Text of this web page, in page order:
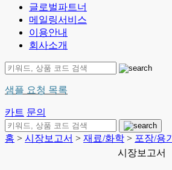
글로벌파트너
메일링서비스
이용안내
회사소개
샘플 요청 목록
카트 문의
홈 > 시장보고서 > 재료/화학 > 포장/용기
시장보고서